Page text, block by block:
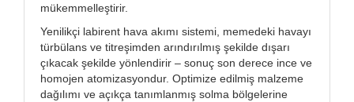
mükemmelleştirir.
Yenilikçi labirent hava akımı sistemi, memedeki havayı
türbülans ve titreşimden arındırılmış şekilde dışarı
çıkacak şekilde yönlendirir – sonuç son derece ince ve
homojen atomizasyondur. Optimize edilmiş malzeme
dağılımı ve açıkça tanımlanmış solma bölgelerine